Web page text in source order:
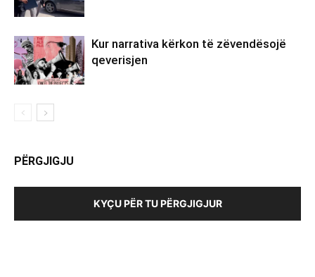
Kur narrativa kërkon të zëvendësojë
qeverisjen
PËRGJIGJU
KYÇU PËR TU PËRGJIGJUR